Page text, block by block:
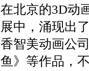
在北京的3D动
展中，涌现出
香智美动画公
鱼》等作品，